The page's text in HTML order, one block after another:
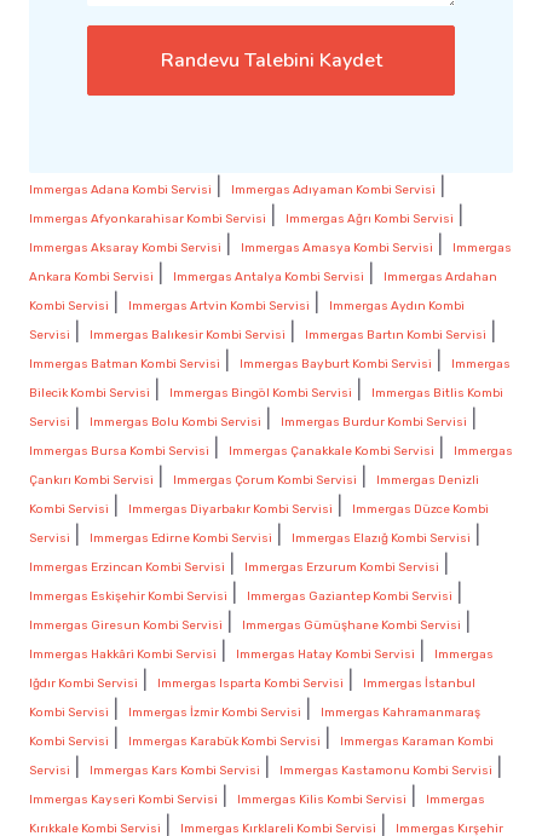
Randevu Talebini Kaydet
Immergas Adana Kombi Servisi Immergas Adıyaman Kombi Servisi
Immergas Afyonkarahisar Kombi Servisi Immergas Ağrı Kombi Servisi
Immergas Aksaray Kombi Servisi Immergas Amasya Kombi Servisi
Immergas
Ankara Kombi Servisi
Immergas Antalya Kombi Servisi
Immergas Ardahan
Kombi Servisi
Immergas Artvin Kombi Servisi
Immergas Aydın Kombi
Servisi
Immergas Balıkesir Kombi Servisi Immergas Bartın Kombi Servisi
Immergas Batman Kombi Servisi Immergas Bayburt Kombi Servisi
Immergas
Bilecik Kombi Servisi
Immergas Bingöl Kombi Servisi
Immergas Bitlis Kombi
Servisi
Immergas Bolu Kombi Servisi Immergas Burdur Kombi Servisi
Immergas Bursa Kombi Servisi Immergas Çanakkale Kombi Servisi
Immergas
Çankırı Kombi Servisi
Immergas Çorum Kombi Servisi
Immergas Denizli
Kombi Servisi
Immergas Diyarbakır Kombi Servisi
Immergas Düzce Kombi
Servisi
Immergas Edirne Kombi Servisi Immergas Elazığ Kombi Servisi
Immergas Erzincan Kombi Servisi Immergas Erzurum Kombi Servisi
Immergas Eskişehir Kombi Servisi Immergas Gaziantep Kombi Servisi
Immergas Giresun Kombi Servisi Immergas Gümüşhane Kombi Servisi
Immergas Hakkâri Kombi Servisi Immergas Hatay Kombi Servisi
Immergas
Iğdır Kombi Servisi
Immergas Isparta Kombi Servisi
Immergas İstanbul
Kombi Servisi
Immergas İzmir Kombi Servisi
Immergas Kahramanmaraş
Kombi Servisi
Immergas Karabük Kombi Servisi
Immergas Karaman Kombi
Servisi
Immergas Kars Kombi Servisi Immergas Kastamonu Kombi Servisi
Immergas Kayseri Kombi Servisi Immergas Kilis Kombi Servisi
Immergas
Kırıkkale Kombi Servisi
Immergas Kırklareli Kombi Servisi Immergas Kırşehir